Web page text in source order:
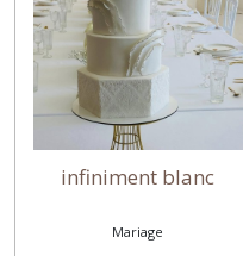
infiniment blanc
Mariage
Anniversaire
enfant
fille
(6)
Anniversaire
enfant